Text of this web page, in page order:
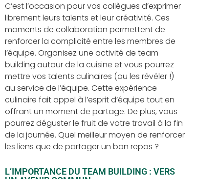
C’est l’occasion pour vos collègues d’exprimer
librement leurs talents et leur créativité. Ces
moments de collaboration permettent de
renforcer la complicité entre les membres de
l’équipe. Organisez une activité de team
building autour de la cuisine et vous pourrez
mettre vos talents culinaires (ou les révéler !)
au service de l’équipe. Cette expérience
culinaire fait appel à l’esprit d’équipe tout en
offrant un moment de partage. De plus, vous
pourrez déguster le fruit de votre travail à la fin
de la journée. Quel meilleur moyen de renforcer
les liens que de partager un bon repas ?
L’IMPORTANCE DU TEAM BUILDING : VERS